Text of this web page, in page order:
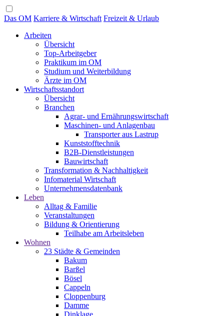
Das OM Karriere & Wirtschaft Freizeit & Urlaub
Arbeiten
Übersicht
Top-Arbeitgeber
Praktikum im OM
Studium und Weiterbildung
Ärzte im OM
Wirtschaftsstandort
Übersicht
Branchen
Agrar- und Ernährungswirtschaft
Maschinen- und Anlagenbau
Transporter aus Lastrup
Kunststofftechnik
B2B-Dienstleistungen
Bauwirtschaft
Transformation & Nachhaltigkeit
Infomaterial Wirtschaft
Unternehmensdatenbank
Leben
Alltag & Familie
Veranstaltungen
Bildung & Orientierung
Teilhabe am Arbeitsleben
Wohnen
23 Städte & Gemeinden
Bakum
Barßel
Bösel
Cappeln
Cloppenburg
Damme
Dinklage